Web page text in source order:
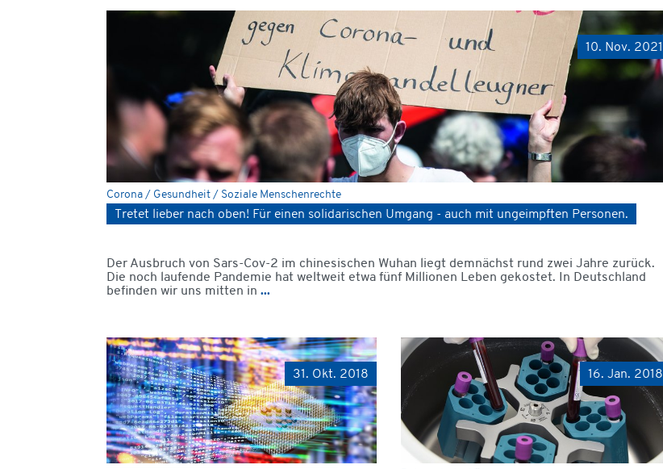
10. Nov. 2021
Corona / Gesundheit / Soziale Menschenrechte
Tretet lieber nach oben! Für einen solidarischen Umgang - auch mit ungeimpften Personen.
Der Ausbruch von Sars-Cov-2 im chinesischen Wuhan liegt demnächst rund zwei Jahre zurück.
Die noch laufende Pandemie hat weltweit etwa fünf Millionen Leben gekostet. In Deutschland
befinden wir uns mitten in ...
31. Okt. 2018 16. Jan. 2018